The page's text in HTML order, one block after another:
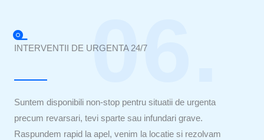
INTERVENTII DE URGENTA 24/7
06.
Suntem disponibili non-stop pentru situatii de urgenta
precum revarsari, tevi sparte sau infundari grave.
Raspundem rapid la apel, venim la locatie si rezolvam